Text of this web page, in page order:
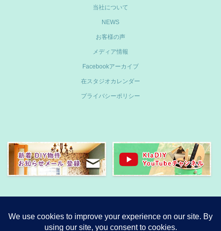
当社について
NEWS
お客様の声
メディア情報
Facebookアーカイブ
在スタジオカレンダー
プライバシーポリシー